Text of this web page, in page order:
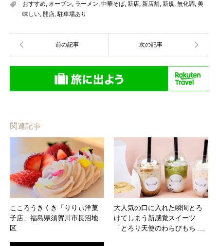
おすすめ, オープン, ラーメン, 中華そば, 新店, 新店舗, 新規, 無化調 , 美
味しい, 開店,駐車場あり
関連記事
こころうきくき「りりぃ洋菓
子店」福島県須賀川市長沼地
区
大人気の口に入れた瞬間とろ
けてしまう新感覚スイーツ
「とろり天使のわらびもち …